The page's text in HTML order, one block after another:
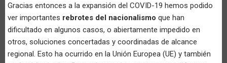
Gracias entonces a la expansión del COVID-19 hemos podido
ver importantes rebrotes del nacionalismo que han
dificultado en algunos casos, o abiertamente impedido en
otros, soluciones concertadas y coordinadas de alcance
regional. Esto ha ocurrido en la Unión Europea (UE) y también